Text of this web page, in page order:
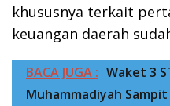
khususnya terkait
keuangan daerah
BACA JUGA : Waket 3
Muhammadiyah